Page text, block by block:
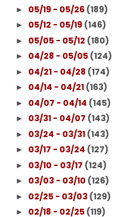
► 05/19 - 05/26 (189)
► 05/12 - 05/19 (146)
► 05/05 - 05/12 (180)
► 04/28 - 05/05 (124)
► 04/21 - 04/28 (174)
► 04/14 - 04/21 (163)
► 04/07 - 04/14 (145)
► 03/31 - 04/07 (143)
► 03/24 - 03/31 (143)
► 03/17 - 03/24 (127)
► 03/10 - 03/17 (124)
► 03/03 - 03/10 (126)
► 02/25 - 03/03 (129)
► 02/18 - 02/25 (119)